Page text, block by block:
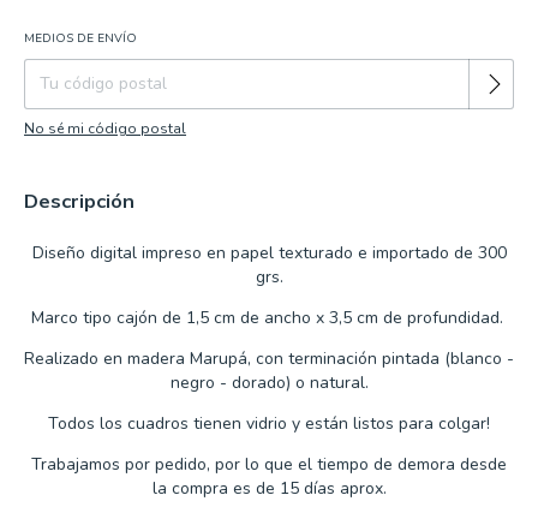
Entregas para el CP:
MEDIOS DE ENVÍO
No sé mi código postal
Descripción
Diseño digital impreso en papel texturado e importado de 300
grs.
Marco tipo cajón de 1,5 cm de ancho x 3,5 cm de profundidad.
Realizado en madera Marupá, con terminación pintada (blanco -
negro - dorado) o natural.
Todos los cuadros tienen vidrio y están listos para colgar!
Trabajamos por pedido, por lo que el tiempo de demora desde
la compra es de 15 días aprox.